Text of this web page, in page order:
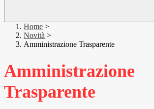
Home >
Novità >
Amministrazione Trasparente
Amministrazione
Trasparente